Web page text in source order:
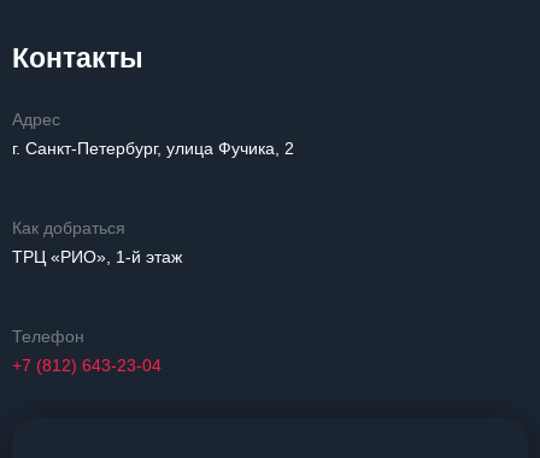
Контакты
Адрес
г. Санкт-Петербург, улица Фучика, 2
Как добраться
ТРЦ «РИО», 1-й этаж
Телефон
+7 (812) 643-23-04